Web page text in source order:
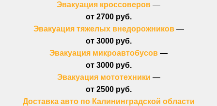
Эвакуация кроссоверов —
от 2700 руб.
Эвакуация тяжелых внедорожников —
от 3000 руб.
Эвакуация микроавтобусов —
от 3000 руб.
Эвакуация мототехники —
от 2500 руб.
Доставка авто по Калининградской области